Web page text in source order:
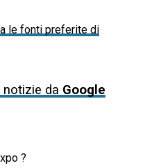
le fonti preferite di
notizie da Google
?